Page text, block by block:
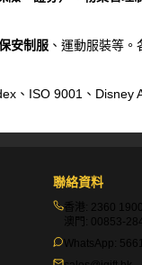
安制服 、運動服裝等
、ISO 9001、Disney
聯絡資料
香港: 2360 1900
澳門: 00853-
WhatsApp: